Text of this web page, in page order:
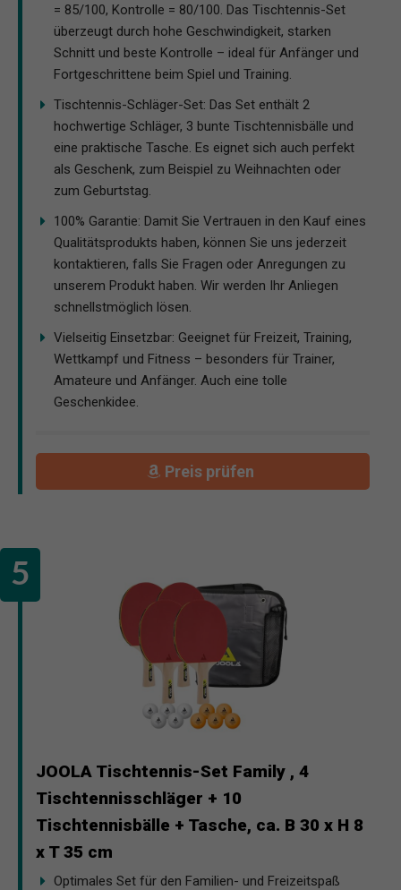
= 85/100, Kontrolle = 80/100. Das Tischtennis-Set
überzeugt durch hohe Geschwindigkeit, starken
Schnitt und beste Kontrolle – ideal für Anfänger und
Fortgeschrittene beim Spiel und Training.
Tischtennis-Schläger-Set: Das Set enthält 2
hochwertige Schläger, 3 bunte Tischtennisbälle und
eine praktische Tasche. Es eignet sich auch perfekt
als Geschenk, zum Beispiel zu Weihnachten oder
zum Geburtstag.
100% Garantie: Damit Sie Vertrauen in den Kauf eines
Qualitätsprodukts haben, können Sie uns jederzeit
kontaktieren, falls Sie Fragen oder Anregungen zu
unserem Produkt haben. Wir werden Ihr Anliegen
schnellstmöglich lösen.
Vielseitig Einsetzbar: Geeignet für Freizeit, Training,
Wettkampf und Fitness – besonders für Trainer,
Amateure und Anfänger. Auch eine tolle
Geschenkidee.
Preis prüfen
JOOLA Tischtennis-Set Family , 4
Tischtennisschläger + 10
Tischtennisbälle + Tasche, ca. B 30 x H 8
x T 35 cm
Optimales Set für den Familien- und Freizeitspaß